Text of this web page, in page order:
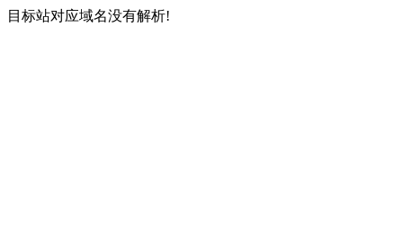
目标站对应域名没有解析!